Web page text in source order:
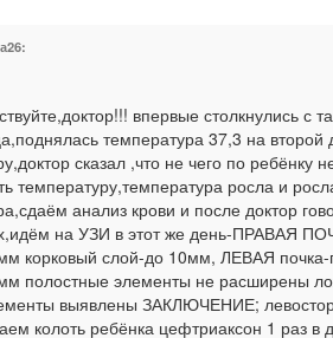
впервые столкнулись с
температура 37,3 на второй
сказал ,что не чего по ребёнку
температуру,температура росла и
анализ крови и после доктор
на УЗИ в этот же день-ПРАВАЯ
корковый слой-до 10мм, ЛЕВАЯ
полостные элементы не расширены
выявлены ЗАКЛЮЧЕНИЕ;
колоть ребёнка цефтриаксон 1 раз в